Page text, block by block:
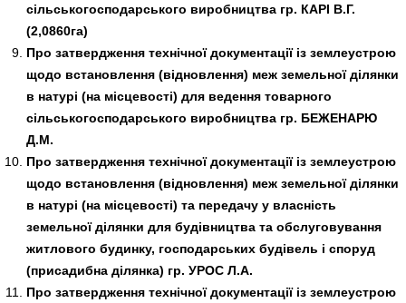
сільськогосподарського виробництва гр. КАРІ В.Г.
(2,0860га)
Про затвердження технічної документації із землеустрою
щодо встановлення (відновлення) меж земельної ділянки
в натурі (на місцевості) для ведення товарного
сільськогосподарського виробництва гр. БЕЖЕНАРЮ
Д.М.
Про затвердження технічної документації із землеустрою
щодо встановлення (відновлення) меж земельної ділянки
в натурі (на місцевості) та передачу у власність
земельної ділянки для будівництва та обслуговування
житлового будинку, господарських будівель і споруд
(присадибна ділянка) гр. УРОС Л.А.
Про затвердження технічної документації із землеустрою